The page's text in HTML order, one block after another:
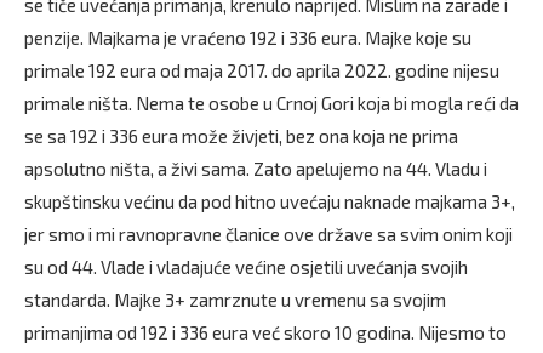
se tiče uvećanja primanja, krenulo naprijed. Mislim na zarade i
penzije. Majkama je vraćeno 192 i 336 eura. Majke koje su
primale 192 eura od maja 2017. do aprila 2022. godine nijesu
primale ništa. Nema te osobe u Crnoj Gori koja bi mogla reći da
se sa 192 i 336 eura može živjeti, bez ona koja ne prima
apsolutno ništa, a živi sama. Zato apelujemo na 44. Vladu i
skupštinsku većinu da pod hitno uvećaju naknade majkama 3+,
jer smo i mi ravnopravne članice ove države sa svim onim koji
su od 44. Vlade i vladajuće većine osjetili uvećanja svojih
standarda. Majke 3+ zamrznute u vremenu sa svojim
primanjima od 192 i 336 eura već skoro 10 godina. Nijesmo to